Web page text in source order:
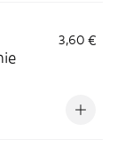
3,60 €